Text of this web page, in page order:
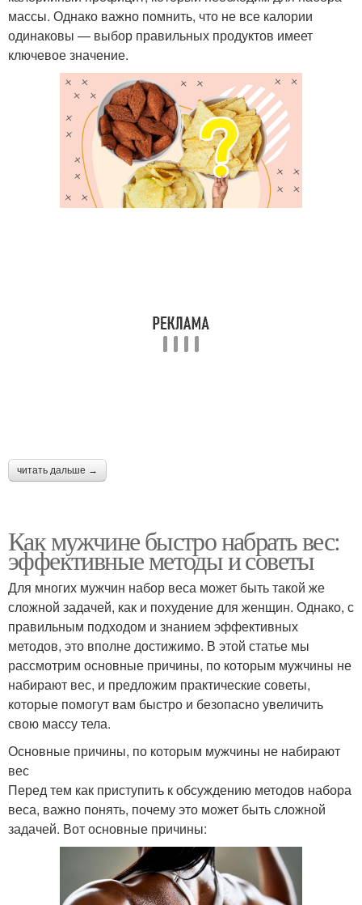
массы. Однако важно помнить, что не все калории
одинаковы — выбор правильных продуктов имеет
ключевое значение.
читать дальше →
Как мужчине быстро набрать вес:
эффективные методы и советы
Для многих мужчин набор веса может быть такой же
сложной задачей, как и похудение для женщин. Однако, с
правильным подходом и знанием эффективных
методов, это вполне достижимо. В этой статье мы
рассмотрим основные причины, по которым мужчины не
набирают вес, и предложим практические советы,
которые помогут вам быстро и безопасно увеличить
свою массу тела.
Основные причины, по которым мужчины не набирают
вес
Перед тем как приступить к обсуждению методов набора
веса, важно понять, почему это может быть сложной
задачей. Вот основные причины: